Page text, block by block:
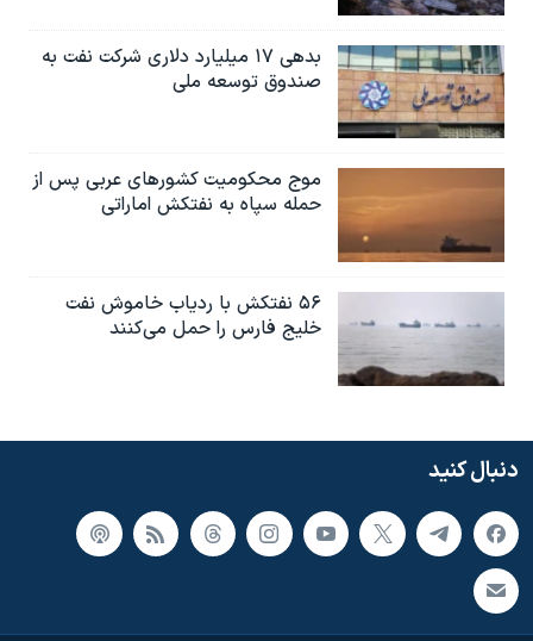
بدهی ۱۷ میلیارد دلاری شرکت نفت به
صندوق توسعه ملی
موج محکومیت کشورهای عربی پس از
حمله سپاه به نفتکش اماراتی
۵۶ نفتکش با ردیاب خاموش نفت
خلیج فارس را حمل می‌کنند
دنبال کنید